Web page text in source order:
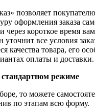
позволяет
оформления заказа
через короткое время
все условия
качества товара, его
оплаты и доставки.
режиме
то можете
по этапам всю форму.